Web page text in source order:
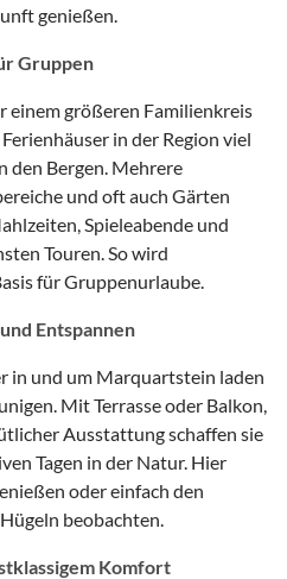
genießen.
Gruppen
einem größeren Familienkreis
in der Region viel
den Bergen. Mehrere
und oft auch Gärten
Spieleabende und
Touren. So wird
für Gruppenurlaube.
Entspannen
in und um Marquartstein laden
Mit Terrasse oder Balkon,
Ausstattung schaffen sie
Tagen in der Natur. Hier
oder einfach den
beobachten.
Komfort